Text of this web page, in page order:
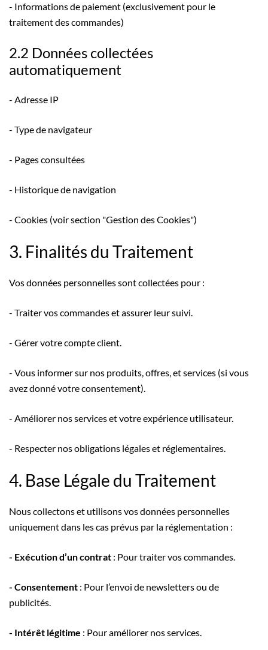
- Informations de paiement (exclusivement pour le
traitement des commandes)
2.2 Données collectées
automatiquement
- Adresse IP
- Type de navigateur
- Pages consultées
- Historique de navigation
- Cookies (voir section "Gestion des Cookies")
3. Finalités du Traitement
Vos données personnelles sont collectées pour :
- Traiter vos commandes et assurer leur suivi.
- Gérer votre compte client.
- Vous informer sur nos produits, offres, et services (si vous
avez donné votre consentement).
- Améliorer nos services et votre expérience utilisateur.
- Respecter nos obligations légales et réglementaires.
4. Base Légale du Traitement
Nous collectons et utilisons vos données personnelles
uniquement dans les cas prévus par la réglementation :
- Exécution d’un contrat : Pour traiter vos commandes.
- Consentement : Pour l’envoi de newsletters ou de
publicités.
- Intérêt légitime : Pour améliorer nos services.